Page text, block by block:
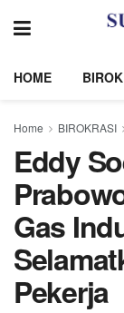
HOME
Home BIROKRASI
Eddy
Gas
Pekerja